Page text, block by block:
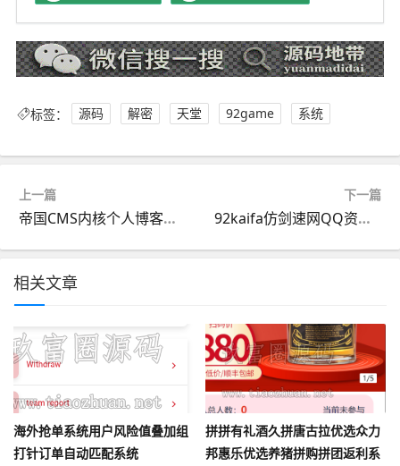
标签： 源码 解密 天堂 92game 系统
上一篇
帝国CMS内核个人博客类型源码
下一篇
92kaifa仿剑速网QQ资源共享源码
相关文章
海外抢单系统用户风险值叠加组
打针订单自动匹配系统
拼拼有礼酒久拼唐古拉优选众力
邦惠乐优选养猪拼购拼团返利系